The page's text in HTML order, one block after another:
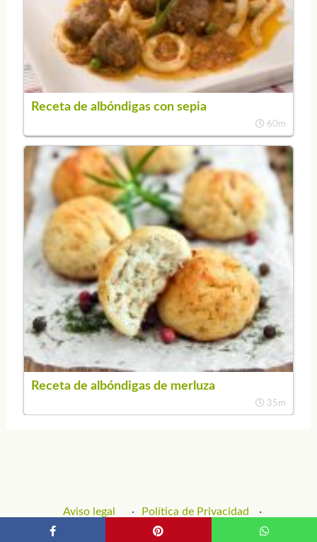
Receta de albóndigas con sepia
60m
Receta de albóndigas de merluza
35m
Aviso legal
Política de Privacidad
Política de Cookies
Contacto y Publicidad